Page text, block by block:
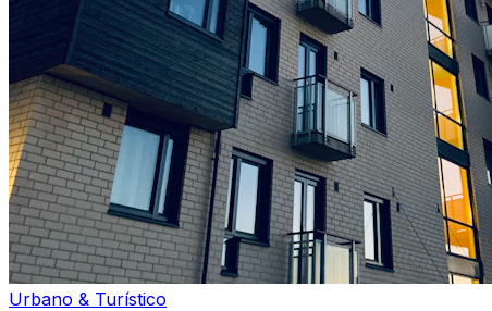
Urbano & Turístico